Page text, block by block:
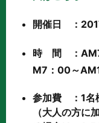
開催日 ：
時 間 ：AM7
M7：00～
参加費 ：1名
（大人の方に